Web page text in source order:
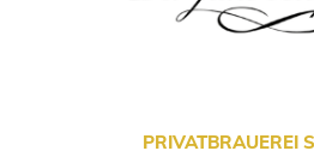
PRIVATBRAUEREI